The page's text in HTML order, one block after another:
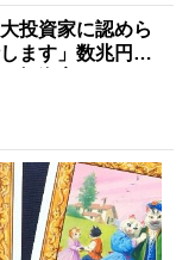
投資家に認めら
ます」数兆円を
投資家